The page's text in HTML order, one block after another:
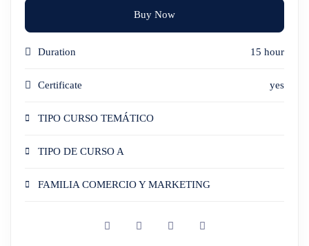
Buy Now
Duration 15 hour
Certificate yes
TIPO CURSO TEMÁTICO
TIPO DE CURSO A
FAMILIA COMERCIO Y MARKETING